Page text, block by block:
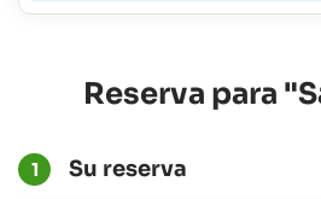
Reserva para
1 Su reserva